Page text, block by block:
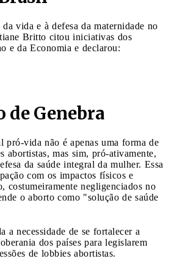
vida e à defesa da maternidade no
Britto citou iniciativas dos
e da Economia e declarou:
de Genebra
pró-vida não é apenas uma forma de
abortistas, mas sim, pró-ativamente,
da saúde integral da mulher. Essa
com os impactos físicos e
costumeiramente negligenciados no
o aborto como "solução de saúde
a necessidade de se fortalecer a
dos países para legislarem
de lobbies abortistas.